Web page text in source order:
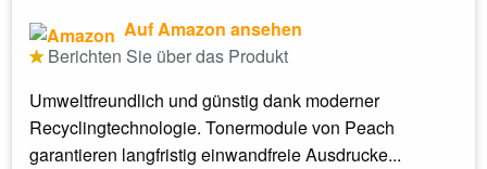
Auf Amazon ansehen
Berichten Sie über das Produkt
Umweltfreundlich und günstig dank moderner
Recyclingtechnologie. Tonermodule von Peach
garantieren langfristig einwandfreie Ausdrucke...